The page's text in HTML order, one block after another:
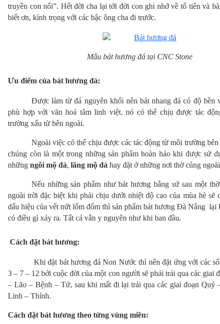
truyền con nối”. Hết đời cha lại tới đời con ghi nhớ về tổ tiên và
biết ơn, kính trọng với các bậc ông cha đi trước.
Mẫu bát hương đá tại CNC Stone
Ưu điểm của bát hương đá:
Được làm từ đá nguyên khối nên bát nhang đá có độ bền
phù hợp với văn hoá tâm linh việt. nó có thể chịu được tác
trường xấu từ bên ngoài.
Ngoài việc có thể chịu được các tác động từ môi trường
chúng còn là một trong những sản phẩm hoàn hảo khi được sử
những ngôi mộ đá, lăng mộ đá hay đặt ở những nơi thờ cúng
Nếu những sản phẩm như bát hương bằng sứ sau một
ngoài trời đặc biệt khi phải chịu dưới nhiệt độ cao của mùa hè sẽ
dấu hiệu của vết nứt lốm đốm thì sản phẩm bát hương Đà Nẵng lại
có điều gì xảy ra. Tất cả vẫn y nguyên như khi ban đầu.
Cách đặt bát hương:
Khi đặt bát hương đá Non Nước thì nên đặt ứng với các
3 – 7 – 12 bởi cuộc đời của một con người sẽ phải trải qua các giai
– Lão – Bệnh – Tử, sau khi mất đi lại trải qua các giai đoạn Quỷ
Linh – Thính.
Cách đặt bát hương theo từng vùng miền: